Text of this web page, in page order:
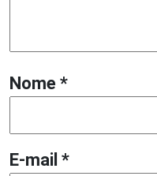
Nome *
E-mail *